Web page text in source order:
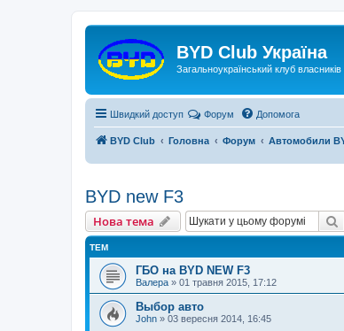
Реєстрація BYD Club Україна
Загальноукраїнський клуб власників
Швидкий доступ Форум Допомога
BYD Club Головна Форум Автомобили
BYD new F3
Нова тема
Нова тема
ТЕМ
ГБО на BYD NEW F3
Валера » 01 травня 2015, 17:12
Выбор авто
John » 03 вересня 2014, 16:45